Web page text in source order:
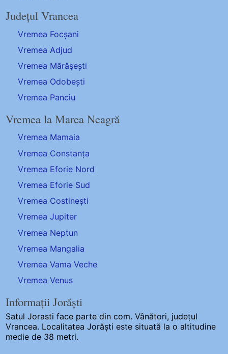
Județul Vrancea
Vremea Focșani
Vremea Adjud
Vremea Mărășești
Vremea Odobești
Vremea Panciu
Vremea la Marea Neagră
Vremea Mamaia
Vremea Constanța
Vremea Eforie Nord
Vremea Eforie Sud
Vremea Costinești
Vremea Jupiter
Vremea Neptun
Vremea Mangalia
Vremea Vama Veche
Vremea Venus
Informații Jorăști
Satul Jorasti face parte din com. Vânători, județul
Vrancea. Localitatea Jorăști este situată la o altitudine
medie de 38 metri.